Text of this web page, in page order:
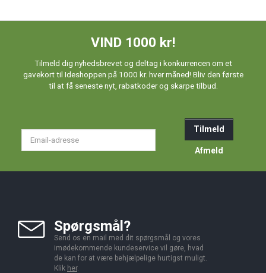
VIND 1000 kr!
Tilmeld dig nyhedsbrevet og deltag i konkurrencen om et
gavekort til Ideshoppen på 1000 kr. hver måned! Bliv den første
til at få seneste nyt, rabatkoder og skarpe tilbud.
Tilmeld
Afmeld
Spørgsmål?
Send os en mail med dit spørgsmål og vores
imødekommende kundeservice vil gøre, hvad
de kan for at være behjælpelige hurtigst muligt.
Klik her.